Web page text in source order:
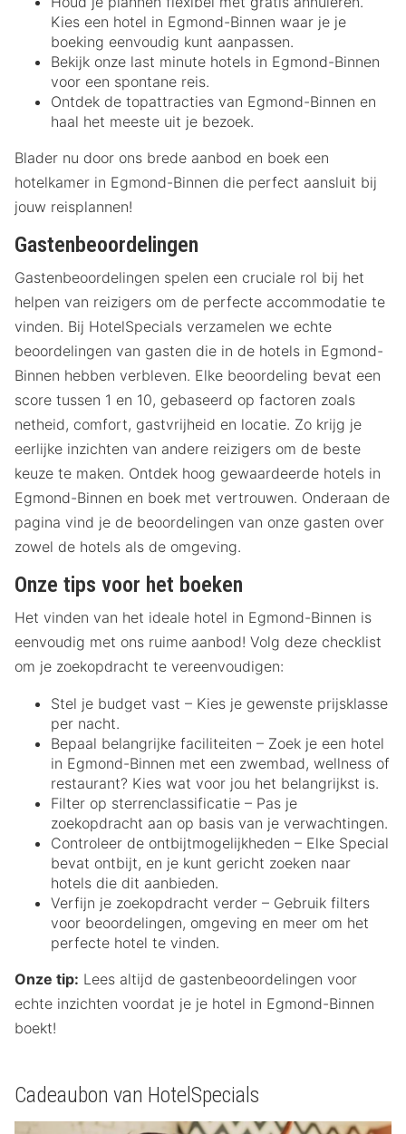
Kies een hotel in Egmond-Binnen waar je je
boeking eenvoudig kunt aanpassen.
Bekijk onze last minute hotels in Egmond-Binnen
voor een spontane reis.
Ontdek de topattracties van Egmond-Binnen en
haal het meeste uit je bezoek.
Blader nu door ons brede aanbod en boek een
hotelkamer in Egmond-Binnen die perfect aansluit bij
jouw reisplannen!
Gastenbeoordelingen
Gastenbeoordelingen spelen een cruciale rol bij het
helpen van reizigers om de perfecte accommodatie te
vinden. Bij HotelSpecials verzamelen we echte
beoordelingen van gasten die in de hotels in Egmond-
Binnen hebben verbleven. Elke beoordeling bevat een
score tussen 1 en 10, gebaseerd op factoren zoals
netheid, comfort, gastvrijheid en locatie. Zo krijg je
eerlijke inzichten van andere reizigers om de beste
keuze te maken. Ontdek hoog gewaardeerde hotels in
Egmond-Binnen en boek met vertrouwen. Onderaan de
pagina vind je de beoordelingen van onze gasten over
zowel de hotels als de omgeving.
Onze tips voor het boeken
Het vinden van het ideale hotel in Egmond-Binnen is
eenvoudig met ons ruime aanbod! Volg deze checklist
om je zoekopdracht te vereenvoudigen:
Stel je budget vast – Kies je gewenste prijsklasse
per nacht.
Bepaal belangrijke faciliteiten – Zoek je een hotel
in Egmond-Binnen met een zwembad, wellness of
restaurant? Kies wat voor jou het belangrijkst is.
Filter op sterrenclassificatie – Pas je
zoekopdracht aan op basis van je verwachtingen.
Controleer de ontbijtmogelijkheden – Elke Special
bevat ontbijt, en je kunt gericht zoeken naar
hotels die dit aanbieden.
Verfijn je zoekopdracht verder – Gebruik filters
voor beoordelingen, omgeving en meer om het
perfecte hotel te vinden.
Onze tip: Lees altijd de gastenbeoordelingen voor
echte inzichten voordat je je hotel in Egmond-Binnen
boekt!
Cadeaubon van HotelSpecials